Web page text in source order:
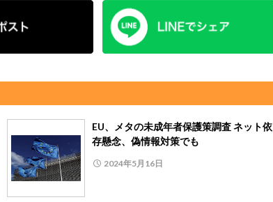
EU、メタの未成年者保護策調査 ネット依
存懸念、偽情報対策でも
2024年5月16日